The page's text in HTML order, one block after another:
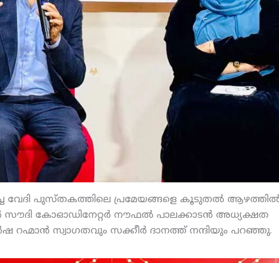
വേദി പുസ്തകത്തിലെ പ്രമേയങ്ങളെ കൂടുതല്‍
സൗദി കോഓഡിനേറ്റര്‍ നൗഫല്‍ പാലക്കാടന്‍ അധ്യക്ഷത
റഹ്മാന്‍ സ്വാഗതവും സക്കീര്‍ ദാനത്ത് നന്ദിയും പറഞ്ഞു.